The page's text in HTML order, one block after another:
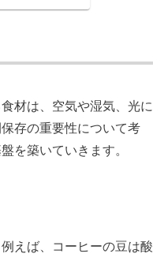
材は、空気や湿気、光に
存の重要性について考
を築いていきます。
えば、コーヒーの豆は酸